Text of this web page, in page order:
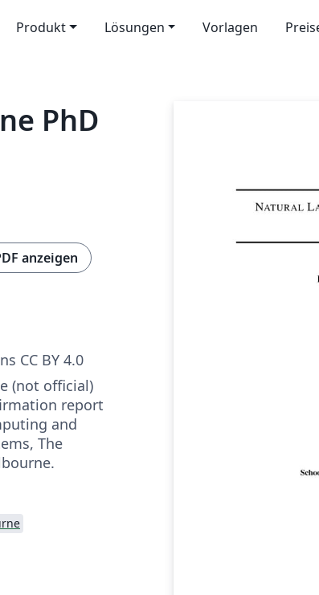
Produkt Lösungen Vorlagen
PhD
anzeigen
CC BY 4.0
(not official)
report
and
The